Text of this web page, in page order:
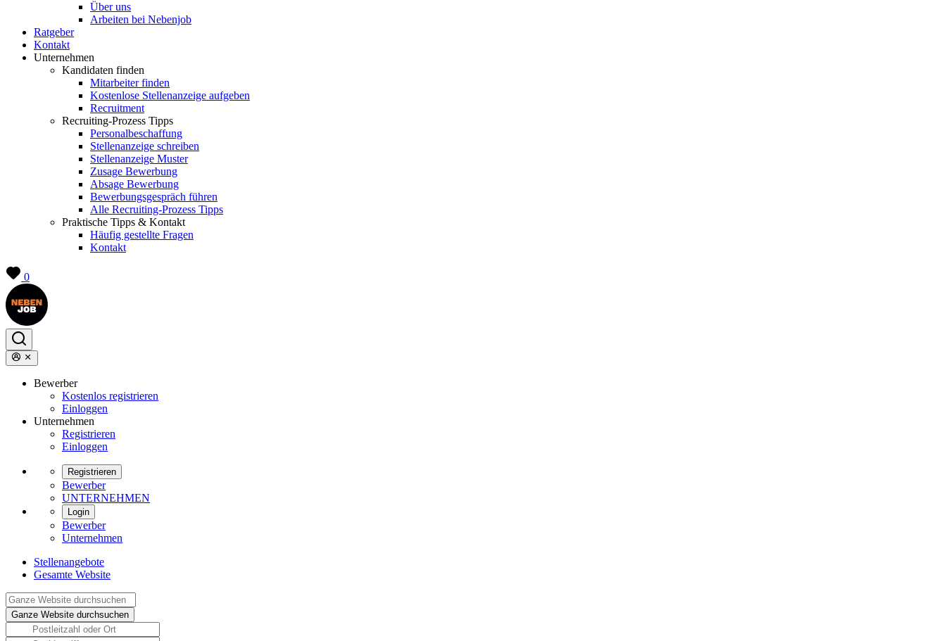
Über uns
Arbeiten bei Nebenjob
Ratgeber
Kontakt
Unternehmen
Kandidaten finden
Mitarbeiter finden
Kostenlose Stellenanzeige aufgeben
Recruitment
Recruiting-Prozess Tipps
Personalbeschaffung
Stellenanzeige schreiben
Stellenanzeige Muster
Zusage Bewerbung
Absage Bewerbung
Bewerbungsgespräch führen
Alle Recruiting-Prozess Tipps
Praktische Tipps & Kontakt
Häufig gestellte Fragen
Kontakt
0
Bewerber
Kostenlos registrieren
Einloggen
Unternehmen
Registrieren
Einloggen
Registrieren
Bewerber
UNTERNEHMEN
Login
Bewerber
Unternehmen
Stellenangebote
Gesamte Website